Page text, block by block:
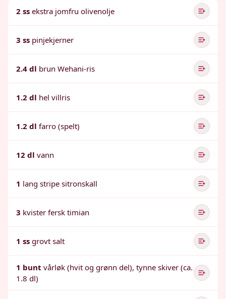
2 ss ekstra jomfru olivenolje
3 ss pinjekjerner
2.4 dl brun Wehani-ris
1.2 dl hel villris
1.2 dl farro (spelt)
12 dl vann
1 lang stripe sitronskall
3 kvister fersk timian
1 ss grovt salt
1 bunt vårløk (hvit og grønn del), tynne skiver (ca.
1.8 dl)